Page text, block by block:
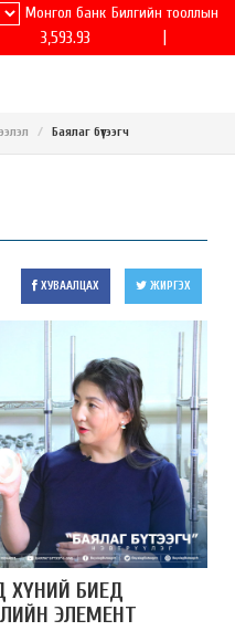
Монгол банк
3,593.93
Билгийн тооллын
Баялаг бүтээгч
ХУВААЛЦАХ ЖИРГЭХ
ХҮНИЙ БИЕД
ЭЛЕМЕНТ